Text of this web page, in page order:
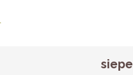
siepe